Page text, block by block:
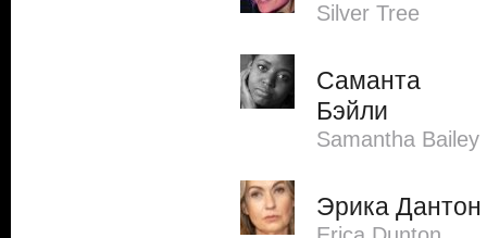
Silver Tree
Саманта
Бэйли
Samantha Bailey
Эрика Дантон